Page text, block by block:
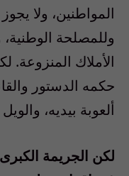
المواطنين، ولا
وللمصلحة
الأملاك
حكمه الدستور
ألعوبة بيديه،
لكن الجريمة